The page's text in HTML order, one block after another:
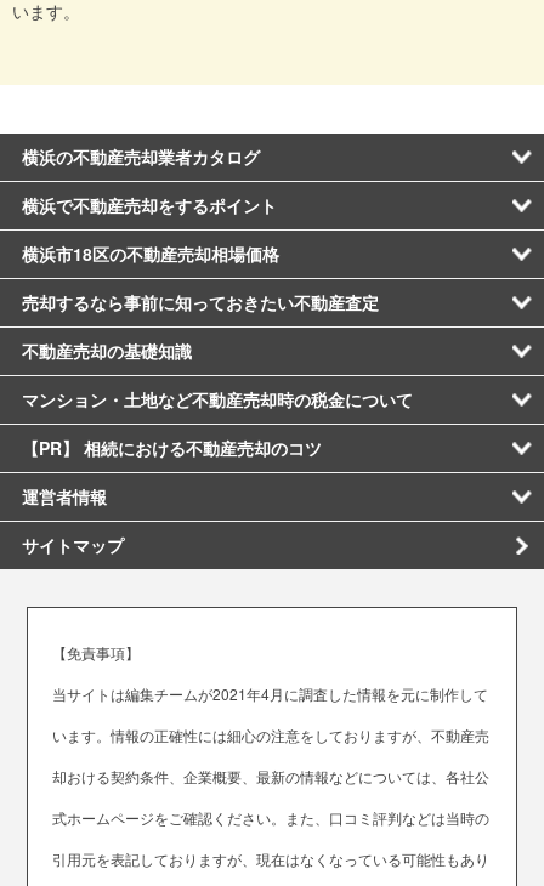
います。
横浜の不動産売却業者カタログ
横浜で不動産売却をするポイント
横浜市18区の不動産売却相場価格
売却するなら事前に知っておきたい不動産査定
不動産売却の基礎知識
マンション・土地など不動産売却時の税金について
【PR】 相続における不動産売却のコツ
運営者情報
サイトマップ
【免責事項】
当サイトは編集チームが2021年4月に調査した情報を元に制作して
います。情報の正確性には細心の注意をしておりますが、不動産売
却おける契約条件、企業概要、最新の情報などについては、各社公
式ホームページをご確認ください。また、口コミ評判などは当時の
引用元を表記しておりますが、現在はなくなっている可能性もあり